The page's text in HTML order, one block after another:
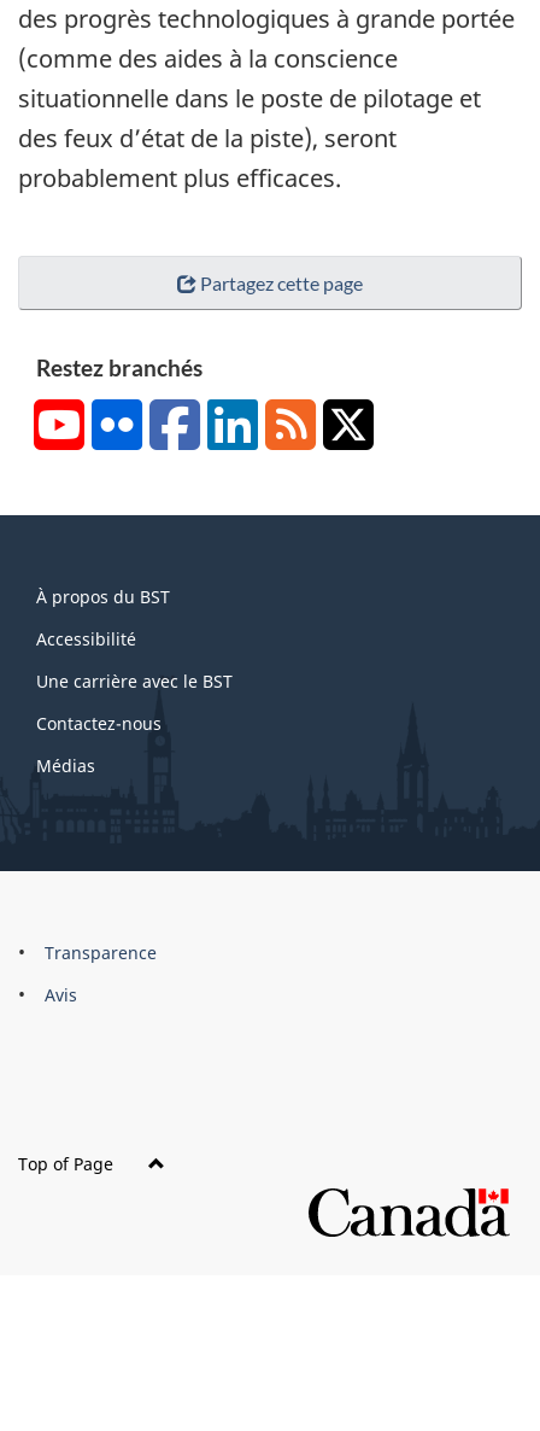
des progrès technologiques à grande portée
(comme des aides à la conscience
situationnelle dans le poste de pilotage et
des feux d’état de la piste), seront
probablement plus efficaces.
Partagez cette page
Restez branchés
YouTubeFlickr FacebookLinkedInRSS
this
site
À propos du BST
Accessibilité
Une carrière avec le BST
Contactez-nous
Médias
About
this
Brand
Transparence
Avis
Top of Page